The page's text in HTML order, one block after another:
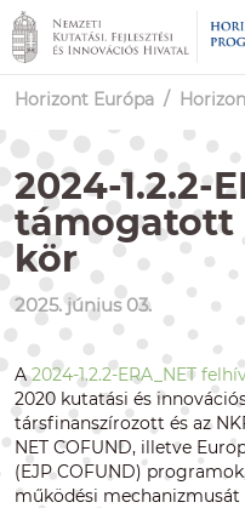
Horizont Európa /
2024-1.2.2-
támogatott
kör
2025. június 03.
A2024-1.2.2-ERA_NET
2020 kutatási és
társfinanszírozott és az
NET COFUND, illetve
(EJP COFUND)
működési